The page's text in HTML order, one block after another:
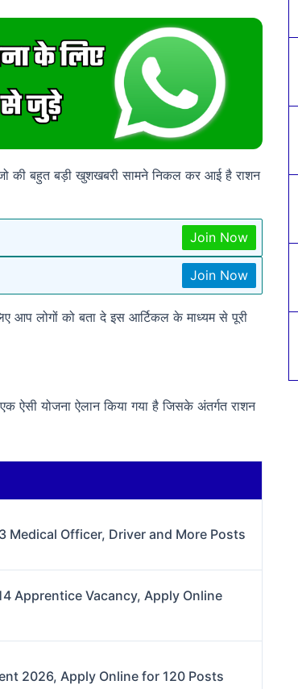
की बहुत बड़ी खुशखबरी सामने निकल कर आई है राशन
Join Now
Join Now
आप लोगों को बता दे इस आर्टिकल के माध्यम से पूरी
ऐसी योजना ऐलान किया गया है जिसके अंतर्गत राशन
Medical Officer, Driver and More Posts
Apprentice Vacancy, Apply Online
2026, Apply Online for 120 Posts